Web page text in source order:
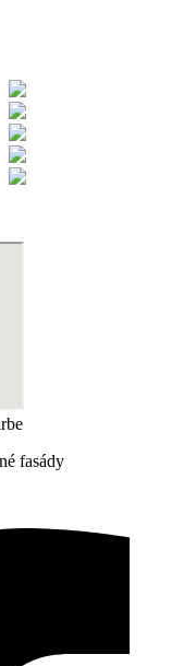
fasády